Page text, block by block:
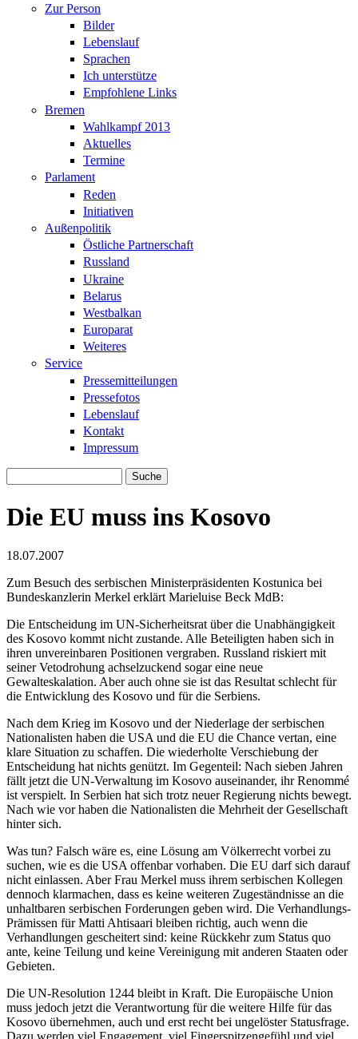
Zur Person
Bilder
Lebenslauf
Sprachen
Ich unterstütze
Empfohlene Links
Bremen
Wahlkampf 2013
Aktuelles
Termine
Parlament
Reden
Initiativen
Außenpolitik
Östliche Partnerschaft
Russland
Ukraine
Belarus
Westbalkan
Europarat
Weiteres
Service
Pressemitteilungen
Pressefotos
Lebenslauf
Kontakt
Impressum
Die EU muss ins Kosovo
18.07.2007
Zum Besuch des serbischen Ministerpräsidenten Kostunica bei
Bundeskanzlerin Merkel erklärt Marieluise Beck MdB:
Die Entscheidung im UN-Sicherheitsrat über die Unabhängigkeit
des Kosovo kommt nicht zustande. Alle Beteiligten haben sich in
ihren unvereinbaren Positionen vergraben. Russland riskiert mit
seiner Vetodrohung achselzuckend sogar eine neue
Gewalteskalation. Aber auch ohne sie ist das Resultat schlecht für
die Entwicklung des Kosovo und für die Serbiens.
Nach dem Krieg im Kosovo und der Niederlage der serbischen
Nationalisten haben die USA und die EU die Chance vertan, eine
klare Situation zu schaffen. Die wiederholte Verschiebung der
Entscheidung hat nichts genützt. Im Gegenteil: Nach sieben Jahren
fällt jetzt die UN-Verwaltung im Kosovo auseinander, ihr Renommé
ist verspielt. In Serbien hat sich trotz neuer Regierung nichts bewegt.
Nach wie vor haben die Nationalisten die Mehrheit der Gesellschaft
hinter sich.
Was tun? Falsch wäre es, eine Lösung am Völkerrecht vorbei zu
suchen, wie es die USA offenbar vorhaben. Die EU darf sich darauf
nicht einlassen. Aber Frau Merkel muss ihrem serbischen Kollegen
dennoch klarmachen, dass es keine weiteren Zugeständnisse an die
unhaltbaren serbischen Forderungen geben wird. Die Verhandlungs-
Prämissen für Matti Ahtisaari bleiben richtig, auch wenn die
Verhandlungen gescheitert sind: keine Rückkehr zum Status quo
ante, keine Teilung und keine Vereinigung mit anderen Staaten oder
Gebieten.
Die UN-Resolution 1244 bleibt in Kraft. Die Europäische Union
muss jedoch jetzt die Verantwortung für die weitere Hilfe für das
Kosovo übernehmen, auch und erst recht bei ungelöster Statusfrage.